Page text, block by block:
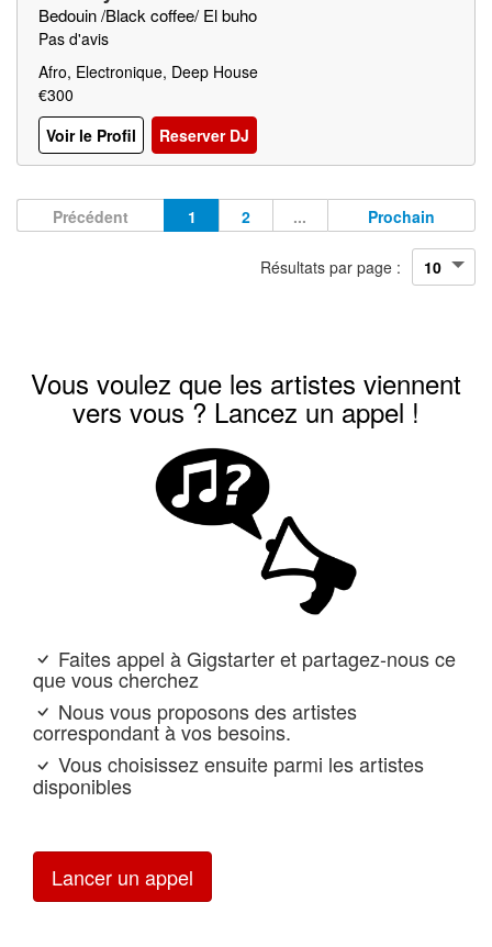
Bedouin /Black coffee/ El buho
Pas d'avis
Afro, Electronique, Deep House
€300
Voir le Profil
Reserver DJ
Précédent 1 2 ... Prochain
Résultats par page :
Vous voulez que les artistes viennent
vers vous ? Lancez un appel !
Faites appel à Gigstarter et partagez-nous ce
que vous cherchez
Nous vous proposons des artistes
correspondant à vos besoins.
Vous choisissez ensuite parmi les artistes
disponibles
Lancer un appel